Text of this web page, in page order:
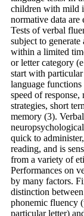
children with mild
normative data are
Tests of verbal
subject to
within a limited
or letter category
start with particular
language
speed of
strategies, short
memory (3).
quick to
reading, and is
from a variety of
Performances on
by many factors.
distinction
phonemic fluency
particular letter)